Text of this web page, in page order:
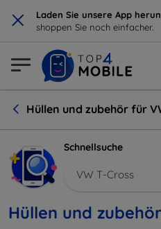
× Laden Sie unsere App
shoppen Sie noch einfacher.
Hüllen und zubehör für
Schnellsuche
VW T-Cross
Hüllen und